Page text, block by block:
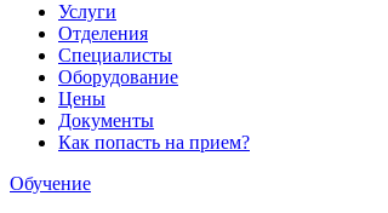
Услуги
Отделения
Специалисты
Оборудование
Цены
Документы
Как попасть на прием?
Обучение